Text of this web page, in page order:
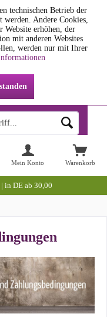
technischen Betrieb der
werden. Andere Cookies,
Website erhöhen, der
mit anderen Websites
werden nur mit Ihrer
in DE ab 30,00
Warenkorb
Mein Konto